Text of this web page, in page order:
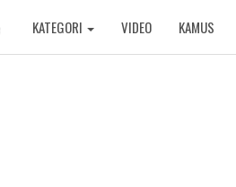
KATEGORI VIDEO KAMUS